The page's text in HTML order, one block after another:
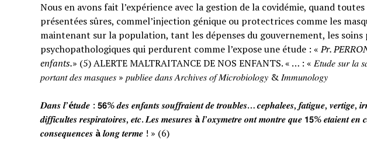
Nous en avons fait l’expérience avec la gestion de la covidémie, quand
présentées sûres, commel’injection génique ou protectrices comme les
maintenant sur la population, tant les dépenses du gouvernement, les
psychopathologiques qui perdurent comme l’expose une étude : «Pr.
enfants.» (5) ALERTE MALTRAITANCE DE NOS ENFANTS. « … : « 𝐸𝑡𝑢𝑑𝑒 𝑠𝑢𝑟 𝑙𝑎
𝑝𝑜𝑟𝑡𝑎𝑛𝑡 𝑑𝑒𝑠 𝑚𝑎𝑠𝑞𝑢𝑒𝑠 » 𝑝𝑢𝑏𝑙𝑖𝑒𝑒 𝑑𝑎𝑛𝑠 𝐴𝑟𝑐ℎ𝑖𝑣𝑒𝑠 𝑜𝑓 𝑀𝑖𝑐𝑟𝑜𝑏𝑖𝑜𝑙𝑜𝑔𝑦 & 𝐼𝑚𝑚𝑢𝑛𝑜𝑙𝑜𝑔𝑦
𝑫𝒂𝒏𝒔 𝒍’é𝒕𝒖𝒅𝒆 : 𝟱𝟲% 𝒅𝒆𝒔 𝒆𝒏𝒇𝒂𝒏𝒕𝒔 𝒔𝒐𝒖𝒇𝒇𝒓𝒂𝒊𝒆𝒏𝒕 𝒅𝒆 𝒕𝒓𝒐𝒖𝒃𝒍𝒆𝒔… 𝒄𝒆𝒑𝒉𝒂𝒍𝒆𝒆𝒔, 𝒇𝒂𝒕𝒊𝒈𝒖𝒆, 𝒗𝒆𝒓𝒕𝒊𝒈𝒆,
𝒅𝒊𝒇𝒇𝒊𝒄𝒖𝒍𝒕𝒆𝒔 𝒓𝒆𝒔𝒑𝒊𝒓𝒂𝒕𝒐𝒊𝒓𝒆𝒔, 𝒆𝒕𝒄. 𝑳𝒆𝒔 𝒎𝒆𝒔𝒖𝒓𝒆𝒔 à𝒍’𝒐𝒙𝒚𝒎𝒆𝒕𝒓𝒆 𝒐𝒏𝒕 𝒎𝒐𝒏𝒕𝒓𝒆 𝒒𝒖𝒆 𝟭𝟱% 𝒆𝒕𝒂𝒊𝒆𝒏𝒕
𝒄𝒐𝒏𝒔𝒆𝒒𝒖𝒆𝒏𝒄𝒆𝒔 à𝒍𝒐𝒏𝒈 𝒕𝒆𝒓𝒎𝒆 ! » (6)